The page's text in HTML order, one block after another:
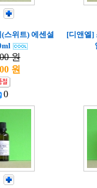
스위트) 에센셜
원
원
0
[디앤엘]